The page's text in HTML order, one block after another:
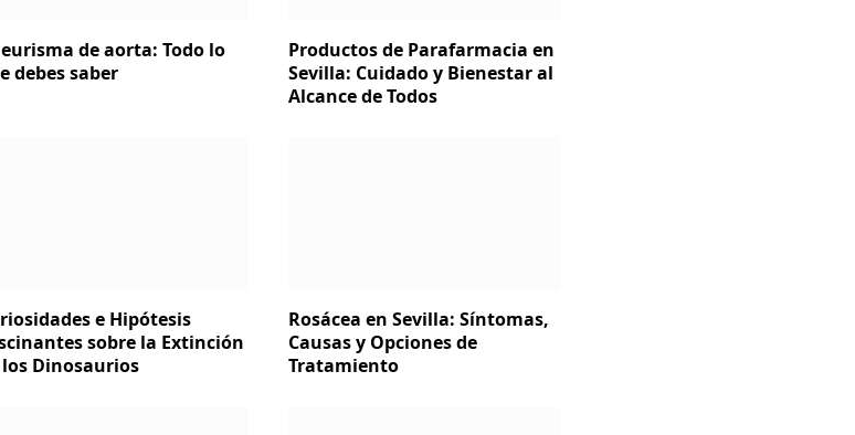
de aorta: Todo lo
debes saber
Productos de Parafarmacia en
Sevilla: Cuidado y Bienestar al
Alcance de Todos
e Hipótesis
sobre la Extinción
Dinosaurios
Rosácea en Sevilla: Síntomas,
Causas y Opciones de
Tratamiento